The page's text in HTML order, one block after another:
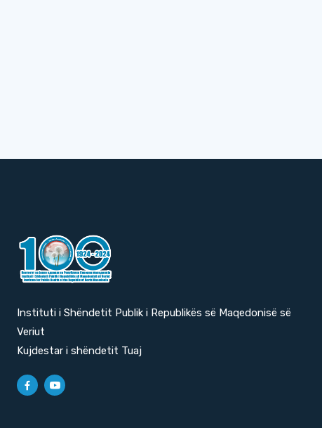
Instituti i Shëndetit Publik i Republikës së Maqedonisë së
Veriut
Kujdestar i shëndetit Tuaj